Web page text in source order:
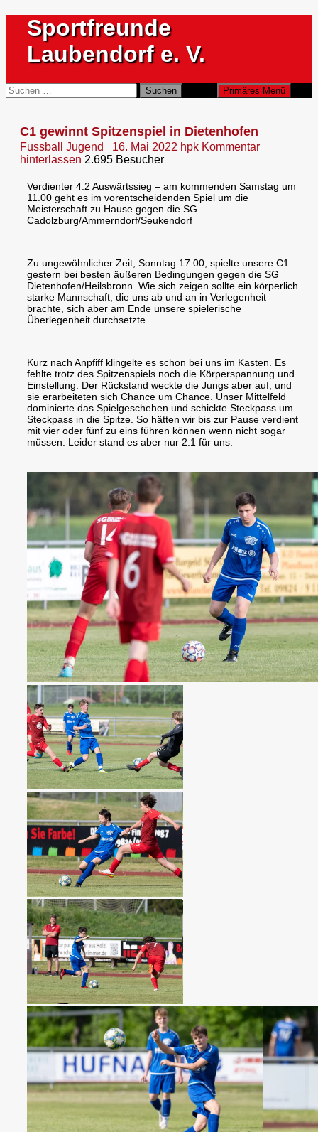
Inhalt
springen
Sportfreunde
Laubendorf e. V.
Suchen Primäres Menü
Suchen
nach:
C1 gewinnt Spitzenspiel in Dietenhofen
Fussball Jugend 16. Mai 2022 hpk Kommentar
hinterlassen 2.695 Besucher
Verdienter 4:2 Auswärtssieg – am kommenden Samstag um
11.00 geht es im vorentscheidenden Spiel um die
Meisterschaft zu Hause gegen die SG
Cadolzburg/Ammerndorf/Seukendorf
Zu ungewöhnlicher Zeit, Sonntag 17.00, spielte unsere C1
gestern bei besten äußeren Bedingungen gegen die SG
Dietenhofen/Heilsbronn. Wie sich zeigen sollte ein körperlich
starke Mannschaft, die uns ab und an in Verlegenheit
brachte, sich aber am Ende unsere spielerische
Überlegenheit durchsetzte.
Kurz nach Anpfiff klingelte es schon bei uns im Kasten. Es
fehlte trotz des Spitzenspiels noch die Körperspannung und
Einstellung. Der Rückstand weckte die Jungs aber auf, und
sie erarbeiteten sich Chance um Chance. Unser Mittelfeld
dominierte das Spielgeschehen und schickte Steckpass um
Steckpass in die Spitze. So hätten wir bis zur Pause verdient
mit vier oder fünf zu eins führen können wenn nicht sogar
müssen. Leider stand es aber nur 2:1 für uns.